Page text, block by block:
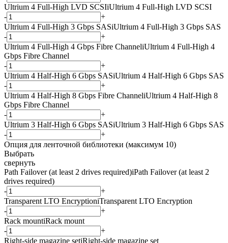
Ultrium 4 Full-High LVD SCSIiUltrium 4 Full-High LVD SCSI
-
+
Ultrium 4 Full-High 3 Gbps SASiUltrium 4 Full-High 3 Gbps SAS
-
+
Ultrium 4 Full-High 4 Gbps Fibre ChanneliUltrium 4 Full-High 4
Gbps Fibre Channel
-
+
Ultrium 4 Half-High 6 Gbps SASiUltrium 4 Half-High 6 Gbps SAS
-
+
Ultrium 4 Half-High 8 Gbps Fibre ChanneliUltrium 4 Half-High 8
Gbps Fibre Channel
-
+
Ultrium 3 Half-High 6 Gbps SASiUltrium 3 Half-High 6 Gbps SAS
-
+
Опция для ленточной библиотеки (максимум 10)
Выбрать
свернуть
Path Failover (at least 2 drives required)iPath Failover (at least 2
drives required)
-
+
Transparent LTO EncryptioniTransparent LTO Encryption
-
+
Rack mountiRack mount
-
+
Right-side magazine setiRight-side magazine set